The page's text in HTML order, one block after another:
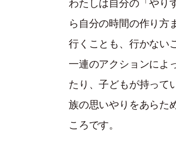
わたしは自分の「やり
ら自分の時間の作り方
行くことも、行かない
一連のアクションによ
たり、子どもが持って
族の思いやりをあらた
ころです。